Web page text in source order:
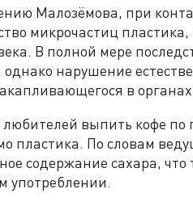
Малозёмова, при
микрочастиц
В полной мере
нарушение
в
выпить кофе по
пластика. По словам
содержание сахара, что
употреблении.